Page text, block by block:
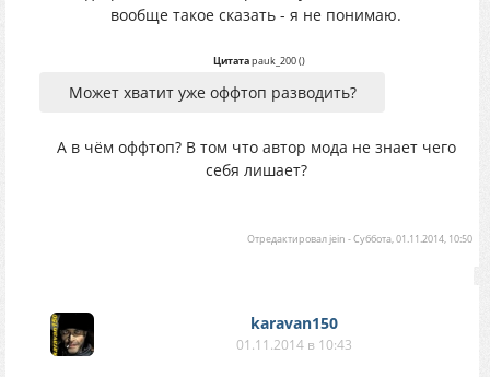
вообще такое сказать - я не понимаю.
Цитатаpauk_200()
Может хватит уже оффтоп разводить?
А в чём оффтоп? В том что автор мода не знает чего
себя лишает?
Отредактировал jein -Суббота, 01.11.2014, 10:50
karavan150
01.11.2014 в 10:43